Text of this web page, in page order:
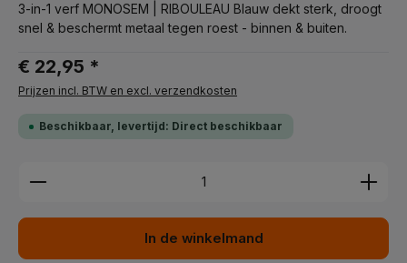
3-in-1 verf MONOSEM | RIBOULEAU Blauw dekt sterk, droogt
snel & beschermt metaal tegen roest - binnen & buiten.
€ 22,95 *
Prijzen incl. BTW en excl. verzendkosten
Beschikbaar, levertijd: Direct beschikbaar
Producthoeveelheid: Voer de gewenste
In de winkelmand